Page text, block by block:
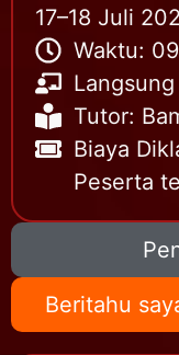
17–18 Juli
Waktu:
Tutor:
Biaya
Peserta
Beritahu